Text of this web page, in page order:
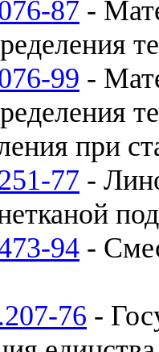
87 -
99 -
при
77 -
94 -
76 -